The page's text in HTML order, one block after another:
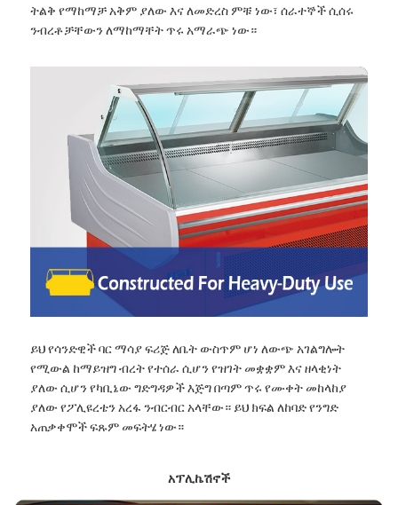
ትልቅ የማከማቻ አቅም ያለው እና ለመድረስ ምቹ ነው፣ ሰራተኞች ሲሰሩ
ንብረቶቻቸውን ለማከማቸት ጥሩ አማራጭ ነው።
ይህ የሳንድዊች ባር ማሳያ ፍሪጅ ለቤት ውስጥም ሆነ ለውጭ አገልግሎት
የሚውል ከማይዝግ ብረት የተሰራ ሲሆን የዝገት መቋቋም እና ዘላቂነት
ያለው ሲሆን የካቢኔው ግድግዳዎች እጅግ በጣም ጥሩ የሙቀት መከላከያ
ያለው የፖሊዩረቴን አረፋ ንብርብር አላቸው። ይህ ክፍል ለከባድ የንግድ
አጠቃቀሞች ፍጹም መፍትሄ ነው።
አፕሊኬሽኖች